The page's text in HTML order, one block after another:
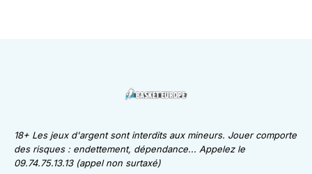
18+ Les jeux d'argent sont interdits aux mineurs. Jouer comporte
des risques : endettement, dépendance... Appelez le
09.74.75.13.13 (appel non surtaxé)